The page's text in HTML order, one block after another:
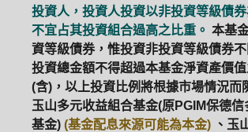
投資人，投資人投資以非投資等級債
不宜占其投資組合過高之比重。 本基
資等級債券，惟投資非投資等級債券不
投資總金額不得超過本基金淨資產價
(含)，以上投資比例將根據市場情況而
玉山多元收益組合基金(原PGIM保德
基金) (基金配息來源可能為本金) 、玉